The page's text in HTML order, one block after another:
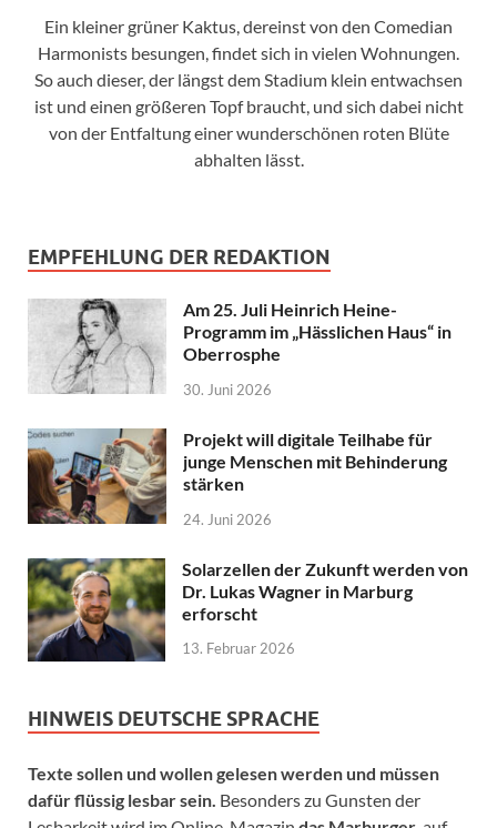
Ein kleiner grüner Kaktus, dereinst von den Comedian
Harmonists besungen, findet sich in vielen Wohnungen.
So auch dieser, der längst dem Stadium klein entwachsen
ist und einen größeren Topf braucht, und sich dabei nicht
von der Entfaltung einer wunderschönen roten Blüte
abhalten lässt.
EMPFEHLUNG DER REDAKTION
Am 25. Juli Heinrich Heine-
Programm im „Hässlichen Haus“ in
Oberrosphe
30. Juni 2026
Projekt will digitale Teilhabe für
junge Menschen mit Behinderung
stärken
24. Juni 2026
Solarzellen der Zukunft werden von
Dr. Lukas Wagner in Marburg
erforscht
13. Februar 2026
HINWEIS DEUTSCHE SPRACHE
Texte sollen und wollen gelesen werden und müssen
dafür flüssig lesbar sein. Besonders zu Gunsten der